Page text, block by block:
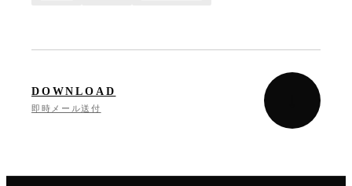
DOWNLOAD
即時メール送付